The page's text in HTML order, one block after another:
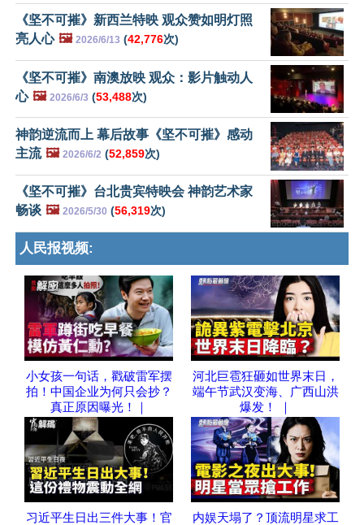
《坚不可摧》新西兰特映 观众赞如明灯照
亮人心 🖼️ 2026/6/13 (42,776次)
《坚不可摧》南澳放映 观众：影片触动人
心 🖼️ 2026/6/3 (53,488次)
神韵逆流而上 幕后故事《坚不可摧》感动
主流 🖼️ 2026/6/2 (52,859次)
《坚不可摧》台北贵宾特映会 神韵艺术家
畅谈 🖼️ 2026/5/30 (56,319次)
人民报视频:
小女孩一句话，戳破雷军摆
拍！中国企业为何只会抄？
真正原因曝光！｜
河北巨雹狂砸如世界末日，
端午节武汉变海、广西山洪
爆发！ ｜
习近平生日出三件大事！官
内娱天塌了？顶流明星求工